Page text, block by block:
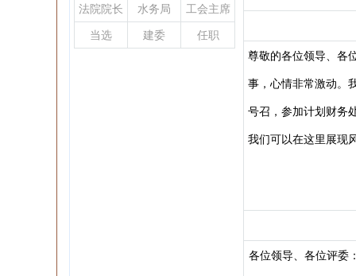
法院院长 水务局 工会主席
当选 建委 任职
尊敬的各位领导、各
事，心情非常激动。
号召，参加计划财务
我们可以在这里展现
各位领导、各位评委